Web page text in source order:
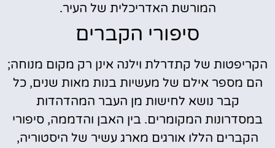
המורשת האדריכלית של העיר.
סיפורי הקברים
הקריפטות של קתדרלת וילנה אינן רק מקום מנוחה;
הם מספר אילם של מעשיות בנות מאות שנים, כל
קבר נושא לחישות מן העבר המהדהדות
במסדרונות המקומרים. בין האבן והדממה, סיפורי
הקברים הללו אורגים מארג עשיר של היסטוריה,